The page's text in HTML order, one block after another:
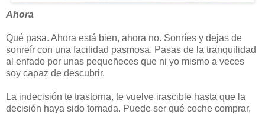
Ahora
Qué pasa. Ahora está bien, ahora no. Sonríes y dejas de
sonreír con una facilidad pasmosa. Pasas de la tranquilidad
al enfado por unas pequeñeces que ni yo mismo a veces
soy capaz de descubrir.
La indecisión te trastorna, te vuelve irascible hasta que la
decisión haya sido tomada. Puede ser qué coche comprar,